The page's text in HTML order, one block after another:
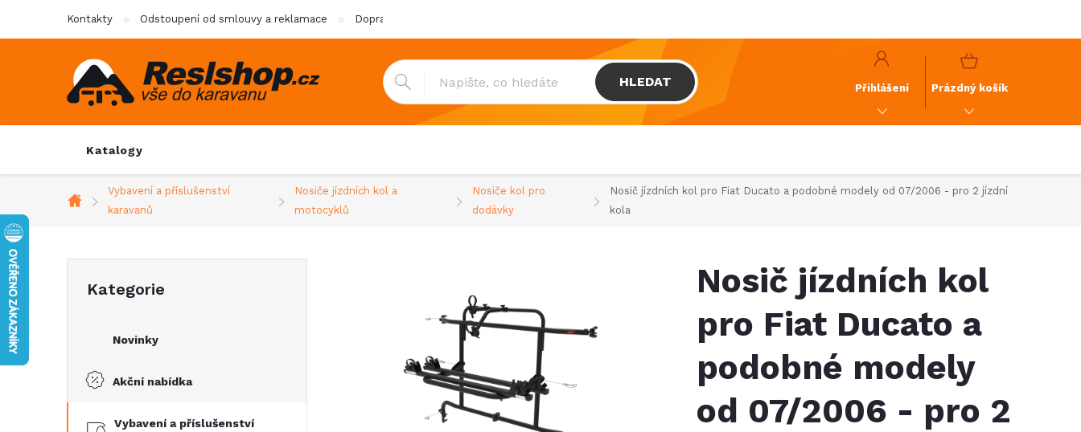
Kontakty Odstoupení od smlouvy a reklamace Doprava & platba
HLEDAT Přihlášení
NÁKUPNÍ
Prázdný košík
Katalogy
Domů
Vybavení a příslušenství
karavanů
Nosiče jízdních kol a
motocyklů
Nosiče kol pro
dodávky
Nosič jízdních kol pro Fiat Ducato a podobné modely od 07/2006 - pro 2 jízdní
kola
t
kategorie
Kategorie
Novinky
Akční nabídka
Vybavení a příslušenství
Nosič jízdních kol
pro Fiat Ducato a
podobné modely
od 07/2006 - pro 2